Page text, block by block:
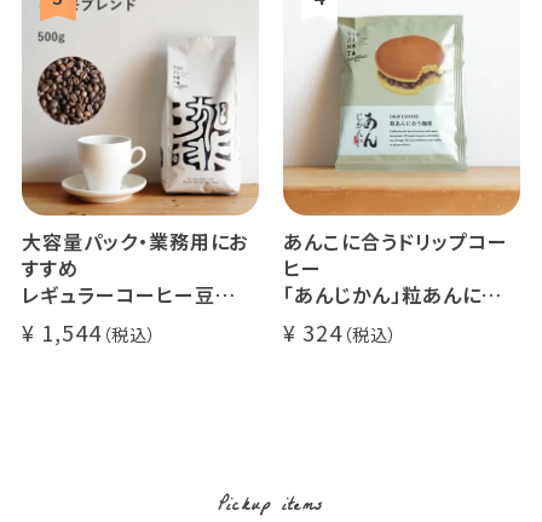
大容量パック・業務用にお
すすめ
レギュラーコーヒー豆
イツモブレンド 500g
1,544
あんこに合うドリップコー
ヒー
「あんじかん」粒あんに合う
珈琲 1杯分
324
Pickup items